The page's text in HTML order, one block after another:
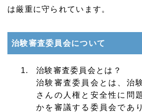
は厳重に守られています。
治験審査委員会について
治験審査委員会とは？
治験審査委員会とは、治
さんの人権と安全性に問
かを審議する委員会であ